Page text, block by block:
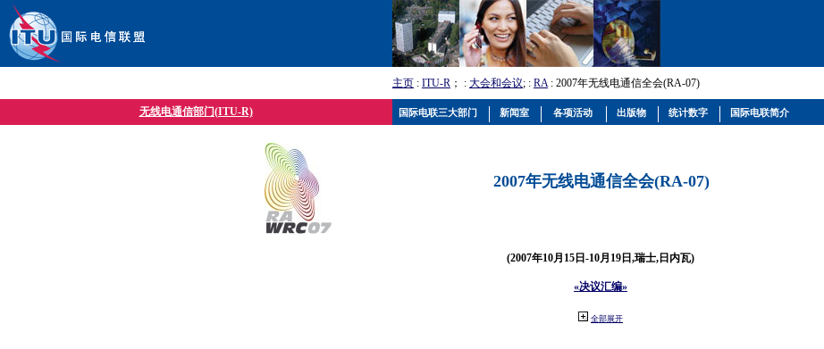
主页 : ITU-R ； : 大会和会议; : RA: 2007年无线电通信全会(RA-07)
无线电通信部门(ITU-R)
2007年无线电通信全会(RA-07)
(2007年10月15日-10月19日,瑞士,日内瓦)
«决议汇编»
全部展开
国际电联三大部门 新闻室 各项活动 出版物 统计数字 国际电联简介